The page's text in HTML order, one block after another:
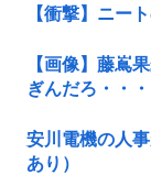
【衝撃】ニー
【画像】藤嶌
ぎんだろ・・・
安川電機の人
あり）